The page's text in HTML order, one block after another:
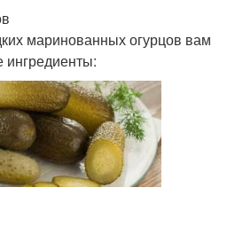
маринованных огурцов вам